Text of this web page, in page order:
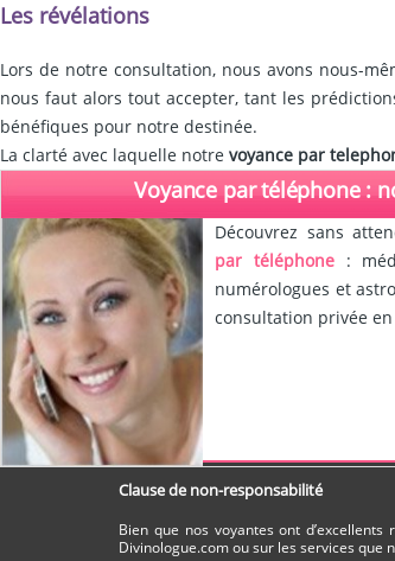
Les révélations
Lors de notre consultation, nous avons nous-
nous faut alors tout accepter, tant les
bénéfiques pour notre destinée.
La clarté avec laquelle notre voyance par
Voyance par téléphone :
Découvrez sans
par téléphone:
numérologues et
consultation privée
Clause de non-responsabilité
Bien que nos voyantes ont
Divinologue.com ou sur les services que